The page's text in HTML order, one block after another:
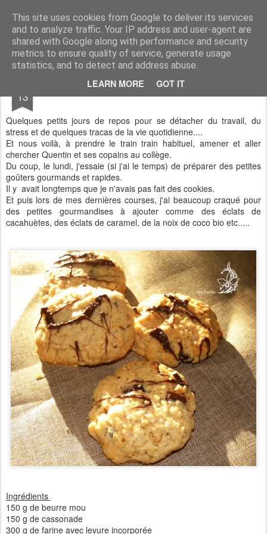
This site uses cookies from Google to deliver its services
and to analyze traffic. Your IP address and user-agent are
shared with Google along with performance and security
metrics to ensure quality of service, generate usage
statistics, and to detect and address abuse.
LEARN MORE GOT IT
Aux papilles by Virginie
13 Cookies Choco/Cacahuètes
Quelques petits jours de repos pour se détacher du travail, du
stress et de quelques tracas de la vie quotidienne....
Et nous voilà, à prendre le train train habituel, amener et aller
chercher Quentin et ses copains au collège.
Du coup, le lundi, j'essaie (si j'ai le temps) de préparer des petites
goûters gourmands et rapides.
Il y avait longtemps que je n'avais pas fait des cookies.
Et puis lors de mes dernières courses, j'ai beaucoup craqué pour
des petites gourmandises à ajouter comme des éclats de
cacahuètes, des éclats de caramel, de la noix de coco bio etc.....
Ingrédients
150 g de beurre mou
150 g de cassonade
300 g de farine avec levure incorporée